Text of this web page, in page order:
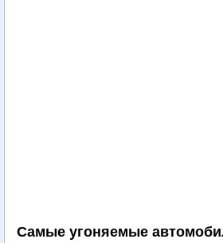
Самые угоняемые